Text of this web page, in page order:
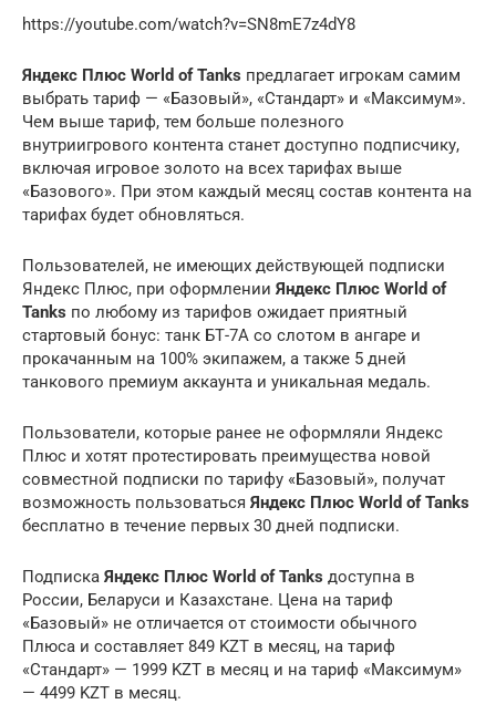
https://youtube.com/watch?v=SN8mE7z4dY8
Яндекс Плюс World of Tanks предлагает игрокам самим
выбрать тариф — «Базовый», «Стандарт» и «Максимум».
Чем выше тариф, тем больше полезного
внутриигрового контента станет доступно подписчику,
включая игровое золото на всех тарифах выше
«Базового». При этом каждый месяц состав контента на
тарифах будет обновляться.
Пользователей, не имеющих действующей подписки
Яндекс Плюс, при оформлении Яндекс Плюс World of
Tanks по любому из тарифов ожидает приятный
стартовый бонус: танк БТ-7А со слотом в ангаре и
прокачанным на 100% экипажем, а также 5 дней
танкового премиум аккаунта и уникальная медаль.
Пользователи, которые ранее не оформляли Яндекс
Плюс и хотят протестировать преимущества новой
совместной подписки по тарифу «Базовый», получат
возможность пользоваться Яндекс Плюс World of Tanks
бесплатно в течение первых 30 дней подписки.
Подписка Яндекс Плюс World of Tanks доступна в
России, Беларуси и Казахстане. Цена на тариф
«Базовый» не отличается от стоимости обычного
Плюса и составляет 849 KZT в месяц, на тариф
«Стандарт» — 1999 KZT в месяц и на тариф «Максимум»
— 4499 KZT в месяц.